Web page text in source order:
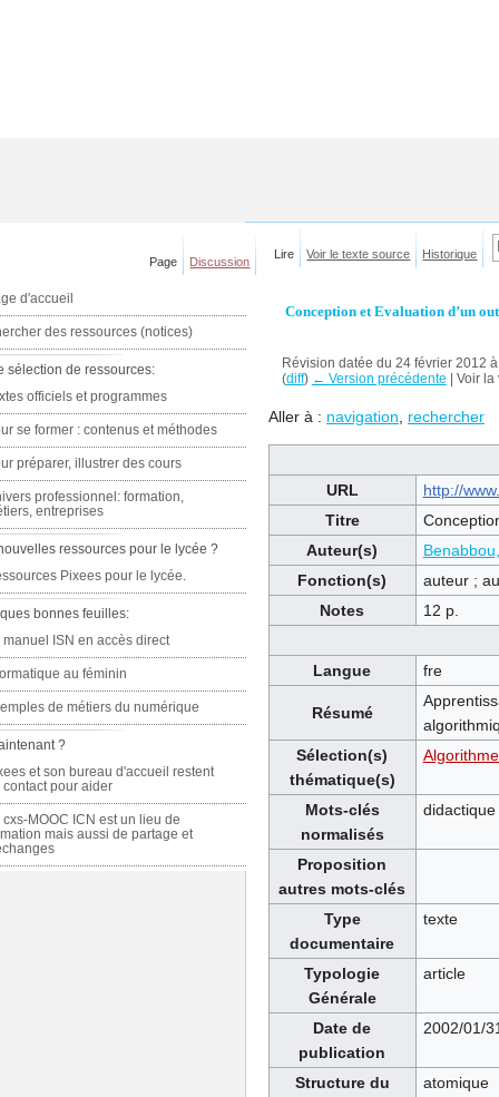
Conception et Evaluation d’un
Révision datée du 24 février 2012
(diff) ← Version précédente | Voir
Aller à : navigation, rechercher
URL
http://
Titre
Auteur(s)
Fonction(s)
auteur ;
Notes
12 p.
Langue fre
Résumé
Sélection(s)
thématique(s)
Mots-clés
normalisés
Proposition
autres mots-clés
Type
documentaire
texte
Typologie
Générale
article
Date de
publication
2002/01/
Structure du
atomique
Page Discussion
Lire Voir le texte source Historique
d'accueil
des ressources (notices)
sélection de ressources:
officiels et programmes
se former : contenus et méthodes
préparer, illustrer des cours
professionnel: formation,
entreprises
ressources pour le lycée ?
Pixees pour le lycée.
bonnes feuilles:
manuel ISN en accès direct
au féminin
de métiers du numérique
?
et son bureau d'accueil restent
contact pour aider
cxs-MOOC ICN est un lieu de
mais aussi de partage et